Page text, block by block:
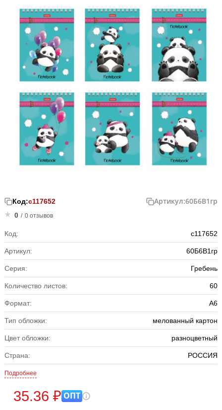
Код:с117652 Артикул:60Б6В1гр
0 / 0 отзывов
Код: с117652
Артикул: 60Б6В1гр
Серия: Гребень
Количество листов: 60
Формат: А6
Тип обложки: мелованный картон
Цвет обложки: разноцветный
Страна: РОССИЯ
Подробнее
35.36 ₽ ОПТ